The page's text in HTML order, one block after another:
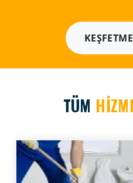
TÜM